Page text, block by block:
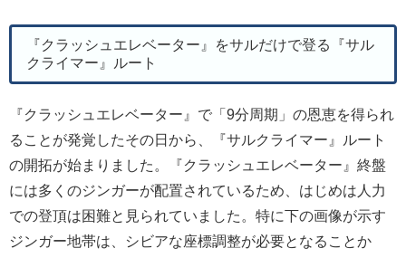
『クラッシュエレベーター』をサルだけで登る『サル
クライマー』ルート
『クラッシュエレベーター』で「9分周期」の恩恵を得られ
ることが発覚したその日から、『サルクライマー』ルート
の開拓が始まりました。『クラッシュエレベーター』終盤
には多くのジンガーが配置されているため、はじめは人力
での登頂は困難と見られていました。特に下の画像が示す
ジンガー地帯は、シビアな座標調整が必要となることか